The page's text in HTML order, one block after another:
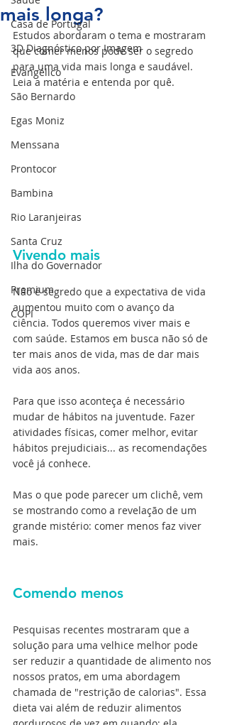
Casa de Portugal
3D Diagnóstico por Imagem
Evangélico
São Bernardo
Egas Moniz
Menssana
Prontocor
Bambina
Rio Laranjeiras
Santa Cruz
Ilha do Governador
Premium
COPI
mais longa?
Estudos abordaram o tema e mostraram
que comer menos pode ser o segredo
para uma vida mais longa e saudável.
Leia a matéria e entenda por quê.
Vivendo mais
Não é segredo que a expectativa de vida
aumentou muito com o avanço da
ciência. Todos queremos viver mais e
com saúde. Estamos em busca não só de
ter mais anos de vida, mas de dar mais
vida aos anos.
Para que isso aconteça é necessário
mudar de hábitos na juventude. Fazer
atividades físicas, comer melhor, evitar
hábitos prejudiciais... as recomendações
você já conhece.
Mas o que pode parecer um clichê, vem
se mostrando como a revelação de um
grande mistério: comer menos faz viver
mais.
Comendo menos
Pesquisas recentes mostraram que a
solução para uma velhice melhor pode
ser reduzir a quantidade de alimento nos
nossos pratos, em uma abordagem
chamada de "restrição de calorias". Essa
dieta vai além de reduzir alimentos